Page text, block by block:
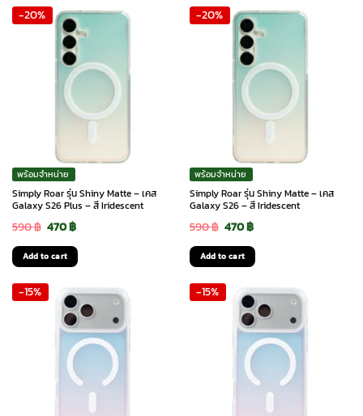
490 ฿.390 ฿.
590 ฿.470 ฿.
-20%
พร้อมจำหน่าย
Simply Roar รุ่น Shiny Matte – เคส
Galaxy S26 Plus – สี Iridescent
590฿ Original
price
was:
590 ฿.
470฿Current
price
is:
470 ฿.
Add to cart
-20%
พร้อมจำหน่าย
Simply Roar รุ่น Shiny Matte – เคส
Galaxy S26 – สี Iridescent
590฿ Original
price
was:
590 ฿.
470฿Current
price
is:
470 ฿.
Add to cart
-15% -15%